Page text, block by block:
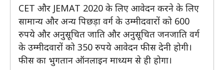
CET और JEMAT 2020 के लिए आवेदन करने के लिए
सामान्य और अन्य पिछड़ा वर्ग के उम्मीदवारों को 600
रुपये और अनुसूचित जाति और अनुसूचित जनजाति वर्ग
के उम्मीदवारों को 350 रुपये आवेदन फीस देनी होगी।
फीस का भुगतान ऑनलाइन माध्यम से ही होगा।